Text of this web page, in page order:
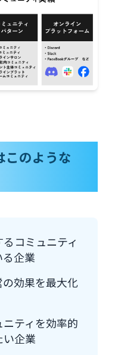
のような
コミュニティ
る企業
の効果を最大化
ティを効率的
い企業